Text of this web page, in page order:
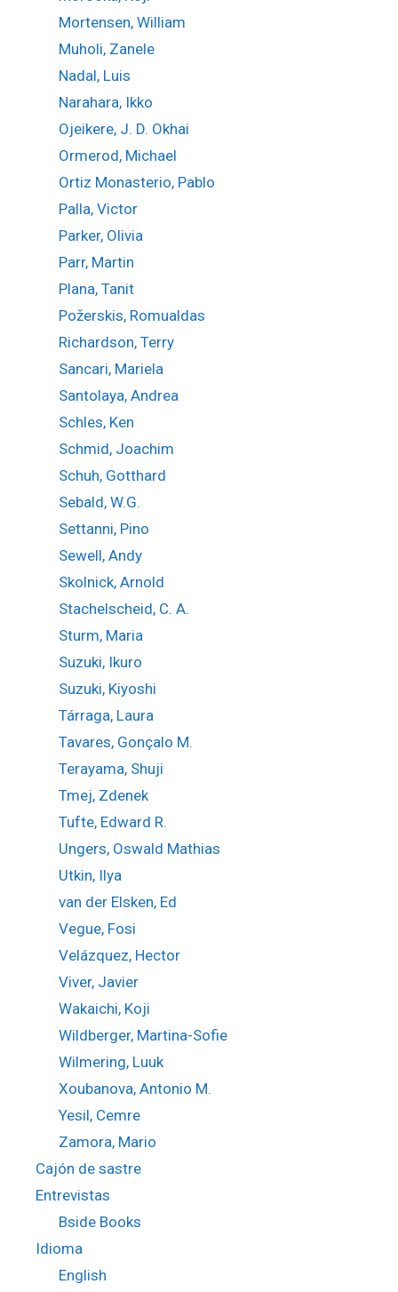
Mortensen, William
Muholi, Zanele
Nadal, Luis
Narahara, Ikko
Ojeikere, J. D. Okhai
Ormerod, Michael
Ortiz Monasterio, Pablo
Palla, Victor
Parker, Olivia
Parr, Martin
Plana, Tanit
Požerskis, Romualdas
Richardson, Terry
Sancari, Mariela
Santolaya, Andrea
Schles, Ken
Schmid, Joachim
Schuh, Gotthard
Sebald, W.G.
Settanni, Pino
Sewell, Andy
Skolnick, Arnold
Stachelscheid, C. A.
Sturm, Maria
Suzuki, Ikuro
Suzuki, Kiyoshi
Tárraga, Laura
Tavares, Gonçalo M.
Terayama, Shuji
Tmej, Zdenek
Tufte, Edward R.
Ungers, Oswald Mathias
Utkin, Ilya
van der Elsken, Ed
Vegue, Fosi
Velázquez, Hector
Viver, Javier
Wakaichi, Koji
Wildberger, Martina-Sofie
Wilmering, Luuk
Xoubanova, Antonio M.
Yesil, Cemre
Zamora, Mario
Cajón de sastre
Entrevistas
Bside Books
Idioma
English